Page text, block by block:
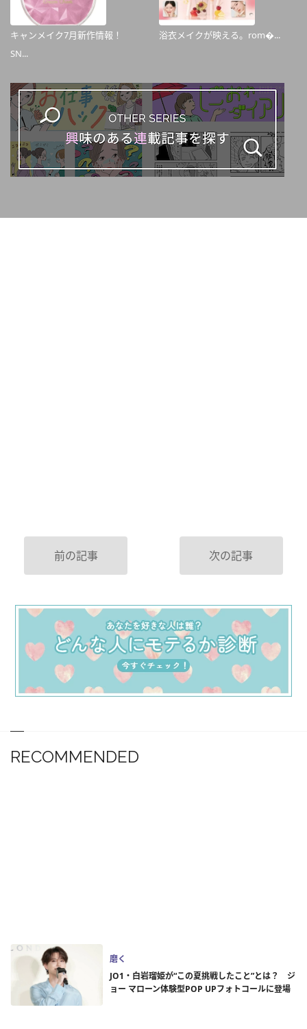
キャンメイク7月新作情報！
SN...
浴衣メイクが映える。rom�...
前の記事 次の記事
RECOMMENDED
磨く
JO1・白岩瑠姫が“この夏挑戦したこと”とは？ ジ
ョー マローン体験型POP UPフォトコールに登場